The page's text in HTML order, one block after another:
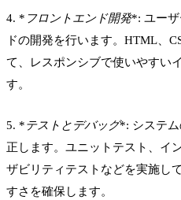
4. * フロントエンド開発*: ユー
ドの開発を行います。HTML、
て、レスポンシブで使いやすい
す。
5. *テストとデバッグ*: システ
正します。ユニットテスト、イ
ザビリティテストなどを実施し
すさを確保します。